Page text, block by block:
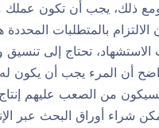
ومع ذلك، يجب أن تكون عملك
بالمتطلبات المحددة
تحتاج إلى تنسيق
أن المرء يجب أن يكون
فسيكون من الصعب عليهم
شراء أوراق البحث عبر